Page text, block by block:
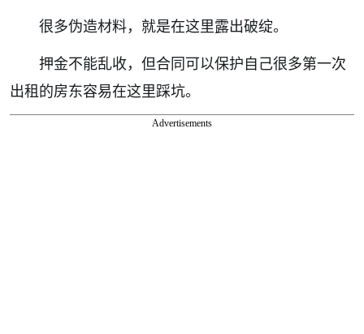
很多伪造材料，就是在这里露出破绽。
押金不能乱收，但合同可以保护自己很多第一次
出租的房东容易在这里踩坑。
Advertisements